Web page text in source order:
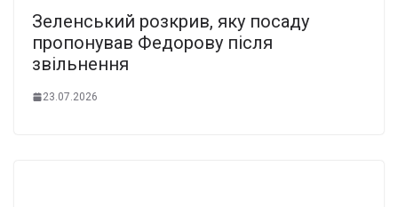
Зеленський розкрив, яку посаду
пропонував Федорову після
звільнення
23.07.2026